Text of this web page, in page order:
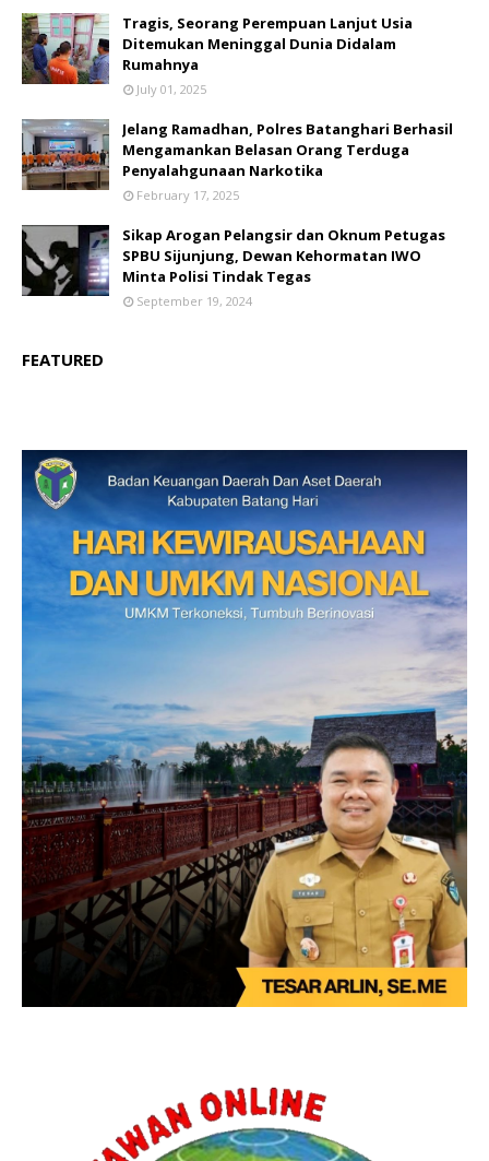
Tragis, Seorang Perempuan Lanjut Usia
Ditemukan Meninggal Dunia Didalam
Rumahnya
July 01, 2025
Jelang Ramadhan, Polres Batanghari Berhasil
Mengamankan Belasan Orang Terduga
Penyalahgunaan Narkotika
February 17, 2025
Sikap Arogan Pelangsir dan Oknum Petugas
SPBU Sijunjung, Dewan Kehormatan IWO
Minta Polisi Tindak Tegas
September 19, 2024
FEATURED